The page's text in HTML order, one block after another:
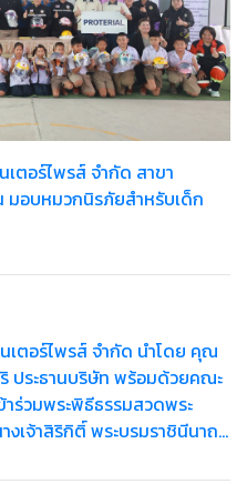
ตอร์ไพรส์ จำกัด สาขา
มอบหมวกนิรภัยสำหรับเด็ก
เตอร์ไพรส์ จำกัด นำโดย คุณ
ประธานบริษัท พร้อมด้วยคณะ
ร่วมพระพิธีธรรมสวดพระ
เจ้าสิริกิติ์ พระบรมราชินีนาถ